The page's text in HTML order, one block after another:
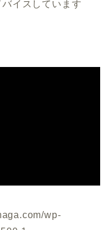
イスしています
wp-